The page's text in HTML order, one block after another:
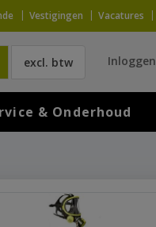
Vestigingen Vacatures
excl. btw Inloggen
& Onderhoud